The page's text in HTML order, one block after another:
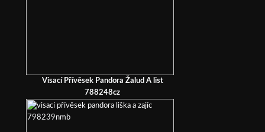
Visací Přívěsek Pandora Žalud A list
788248cz